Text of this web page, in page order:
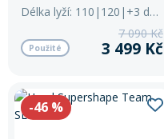
Ideální volbou pro mladé
nadšence, kteří chtějí
kombinovat rychlost a zábavu
a zároveň mít jízdu plně pod
každá jízda bude plynulá a
bezpečná. Lyže také pomáhají
Délka lyží: 110|120|+3 další
Použité
7 090 Kč
3 499 Kč
-46 %